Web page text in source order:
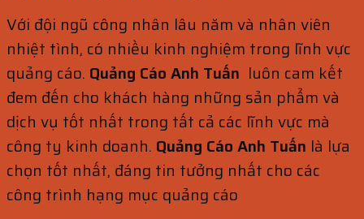
Với đội ngũ công nhân lâu năm và nhân viên
nhiệt tình, có nhiều kinh nghiệm trong lĩnh vực
quảng cáo. Quảng Cáo Anh Tuấn luôn cam kết
đem đến cho khách hàng những sản phẩm và
dịch vụ tốt nhất trong tất cả các lĩnh vực mà
công ty kinh doanh. Quảng Cáo Anh Tuấn là lựa
chọn tốt nhất, đáng tin tưởng nhất cho các
công trình hạng mục quảng cáo